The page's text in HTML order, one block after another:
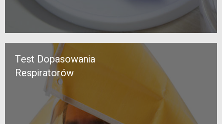
Test Dopasowania
Respiratorów